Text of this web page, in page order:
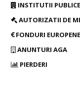
INSTITUTII PUBLICE
AUTORIZATII DE
FONDURI
ANUNTURI AGA
PIERDERI